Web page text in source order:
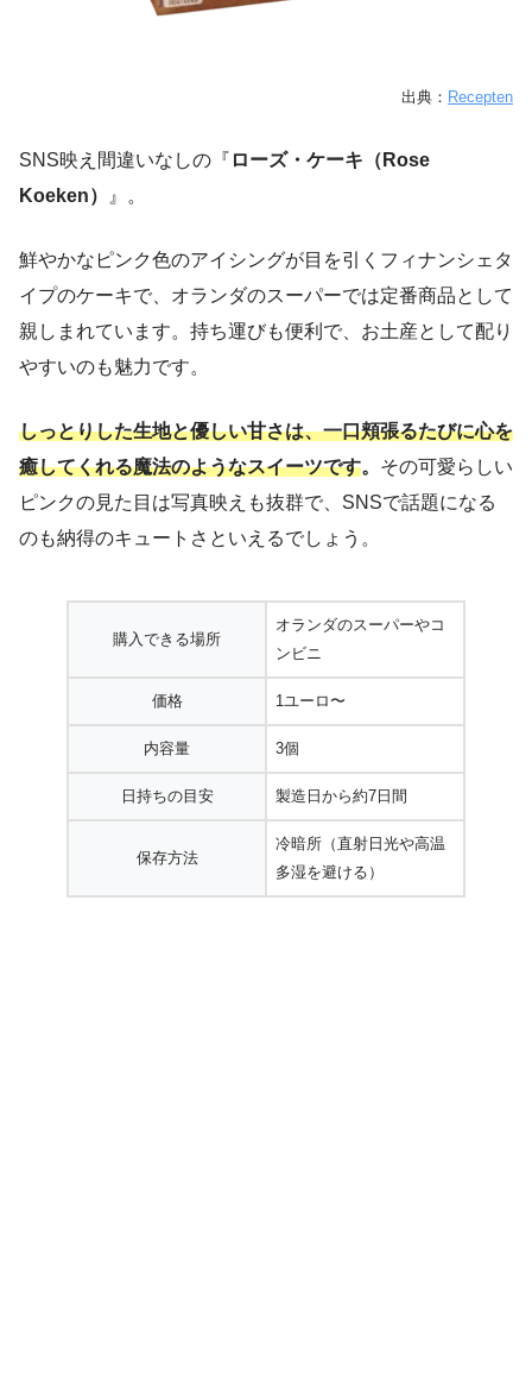
出典： Recepten
SNS映え間違いなしの『 ローズ・ケーキ（Rose
Koeken）
』。
鮮やかなピンク色のアイシングが目を引くフィナンシェタ
イプのケーキで、オランダのスーパーでは定番商品として
親しまれています。持ち運びも便利で、お土産として配り
やすいのも魅力です。
しっとりした生地と優しい甘さは、一口頬張るたびに心を
癒してくれる魔法のようなスイーツです。 その可愛らしい
ピンクの見た目は写真映えも抜群で、SNSで話題になる
のも納得のキュートさといえるでしょう。
購入できる場所
オランダのスーパーやコ
ンビニ
価格 1ユーロ〜
内容量 3個
日持ちの目安 製造日から約7日間
保存方法
冷暗所（直射日光や高温
多湿を避ける）